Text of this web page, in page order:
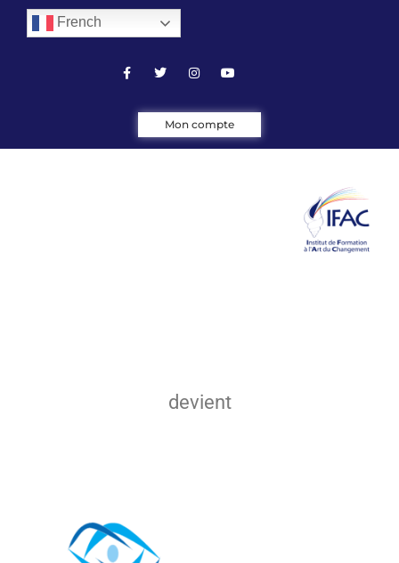
French
Mon compte
devient